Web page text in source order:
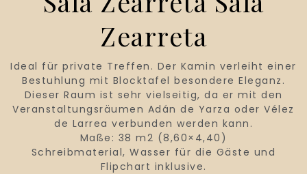
Zearreta
Ideal für private Treffen. Der Kamin verleiht einer
Bestuhlung mit Blocktafel besondere Eleganz.
Dieser Raum ist sehr vielseitig, da er mit den
Veranstaltungsräumen Adán de Yarza oder Vélez
de Larrea verbunden werden kann.
Maße: 38 m2 (8,60×4,40)
Schreibmaterial, Wasser für die Gäste und
Flipchart inklusive.